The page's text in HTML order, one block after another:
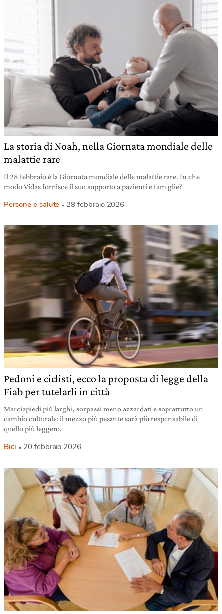
La storia di Noah, nella Giornata mondiale delle
malattie rare
Il 28 febbraio è la Giornata mondiale delle malattie rare. In che
modo Vidas fornisce il suo supporto a pazienti e famiglie?
Persone e salute 28 febbraio 2026
Pedoni e ciclisti, ecco la proposta di legge della
Fiab per tutelarli in città
Marciapiedi più larghi, sorpassi meno azzardati e soprattutto un
cambio culturale: il mezzo più pesante sarà più responsabile di
quello più leggero.
Bici 20 febbraio 2026